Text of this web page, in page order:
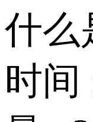
什么
时间